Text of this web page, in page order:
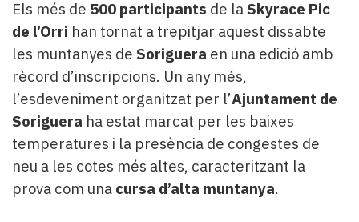
Contingut
patrocinat
més
llegit...
Editorial
Els més de 500 participants de la Skyrace Pic
de l’Orri han tornat a trepitjar aquest dissabte
les muntanyes de Soriguera en una edició amb
rècord d’inscripcions. Un any més,
l’esdeveniment organitzat per l’Ajuntament de
Soriguera ha estat marcat per les baixes
temperatures i la presència de congestes de
neu a les cotes més altes, caracteritzant la
prova com una cursa d’alta muntanya.